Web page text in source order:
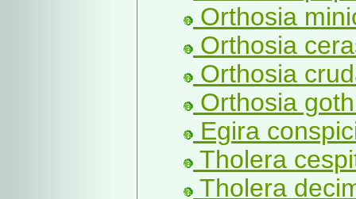
Orthosia
Orthosia
Orthosia
Orthosia
Egira
Tholera
Tholera